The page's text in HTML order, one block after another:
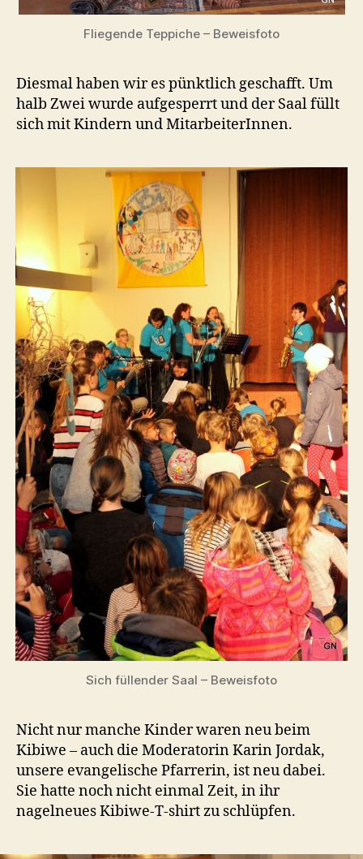
Fliegende Teppiche – Beweisfoto
Diesmal haben wir es pünktlich geschafft. Um
halb Zwei wurde aufgesperrt und der Saal füllt
sich mit Kindern und MitarbeiterInnen.
Sich füllender Saal – Beweisfoto
Nicht nur manche Kinder waren neu beim
Kibiwe – auch die Moderatorin Karin Jordak,
unsere evangelische Pfarrerin, ist neu dabei.
Sie hatte noch nicht einmal Zeit, in ihr
nagelneues Kibiwe-T-shirt zu schlüpfen.